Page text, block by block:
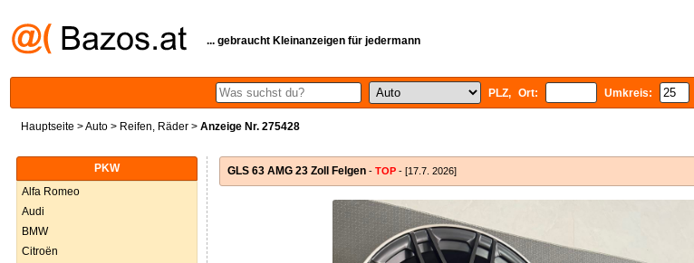
... gebraucht Kleinanzeigen für jedermann
PLZ, Ort: Umkreis:
Hauptseite >Auto > Reifen, Räder > Anzeige Nr. 275428
PKW
Alfa Romeo
Audi
BMW
Citroën
GLS 63 AMG 23 Zoll Felgen - TOP - [17.7. 2026]